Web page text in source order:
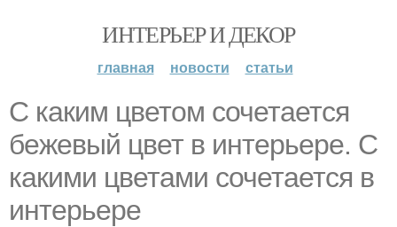
ИНТЕРЬЕР И ДЕКОР
главная новости статьи
С каким цветом сочетается
бежевый цвет в интерьере. С
какими цветами сочетается в
интерьере